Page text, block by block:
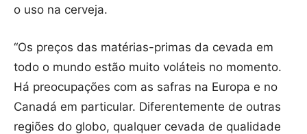
o uso na cerveja.
“Os preços das matérias-primas da cevada em
todo o mundo estão muito voláteis no momento.
Há preocupações com as safras na Europa e no
Canadá em particular. Diferentemente de outras
regiões do globo, qualquer cevada de qualidade